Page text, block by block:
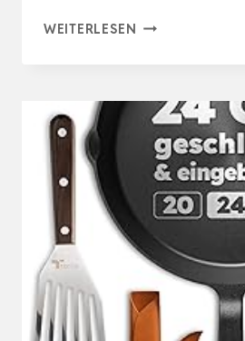
WEITERLESEN KRUSTENZAUBER
28CM
INKL.
ANLEITUNG
UND
REZEPTBUCH
–
GESCHLIFFENE
PFANNE…